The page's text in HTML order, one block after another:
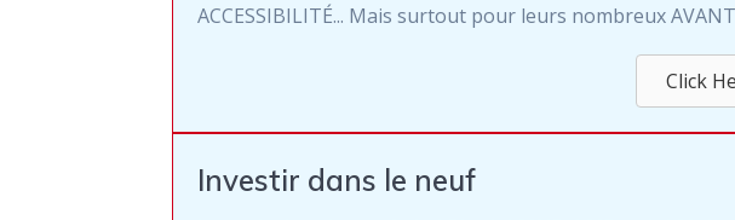
ACCESSIBILITÉ... Mais surtout pour leurs nombreux
Click
Investir dans le neuf